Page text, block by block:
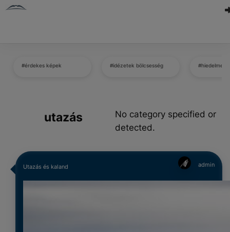
#érdekes képek #idézetek bölcsesség #hiedelmek
utazás
No category specified or
detected.
Utazás és kaland admin